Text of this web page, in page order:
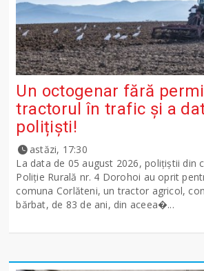
Un octogenar fără
tractorul în trafic și a
polițiști!
astăzi, 17:30
La data de 05 august 2026, polițiștii din
Poliție Rurală nr. 4 Dorohoi au oprit
comuna Corlăteni, un tractor agricol,
bărbat, de 83 de ani, din aceea�...